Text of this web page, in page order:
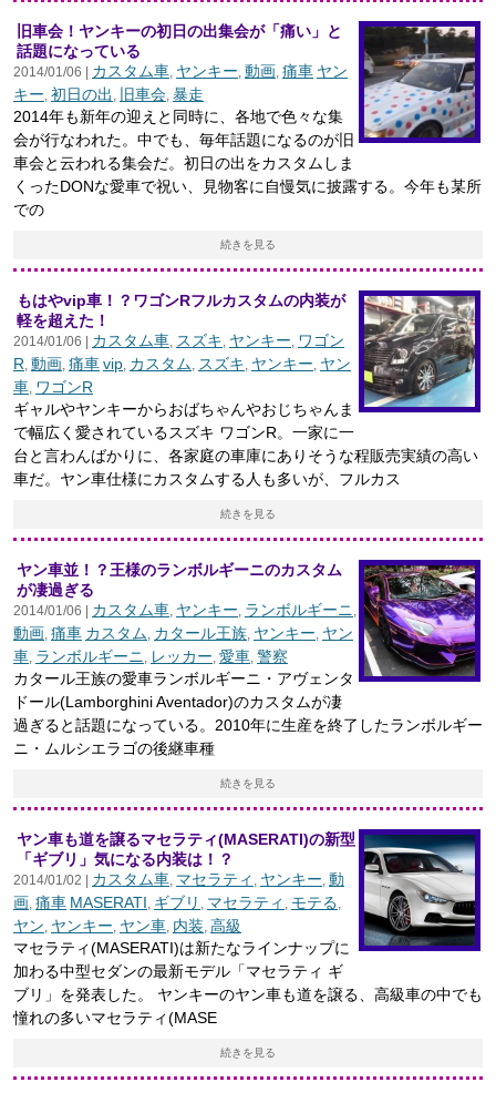
旧車会！ヤンキーの初日の出集会が「痛い」と
話題になっている
2014/01/06 | カスタム車, ヤンキー, 動画, 痛車 ヤン
キー, 初日の出 , 旧車会, 暴走
2014年も新年の迎えと同時に、各地で色々な集
会が行なわれた。中でも、毎年話題になるのが旧
車会と云われる集会だ。初日の出をカスタムしま
くったDONな愛車で祝い、見物客に自慢気に披露する。今年も某所
での
続きを見る
もはやvip車！？ワゴンRフルカスタムの内装が
軽を超えた！
2014/01/06 | カスタム車, スズキ, ヤンキー, ワゴン
R, 動画, 痛車vip, カスタム, スズキ, ヤンキー, ヤン
車, ワゴンR
ギャルやヤンキーからおばちゃんやおじちゃんま
で幅広く愛されているスズキ ワゴンR。一家に一
台と言わんばかりに、各家庭の車庫にありそうな程販売実績の高い
車だ。ヤン車仕様にカスタムする人も多いが、フルカス
続きを見る
ヤン車並！？王様のランボルギーニのカスタム
が凄過ぎる
2014/01/06 | カスタム車, ヤンキー, ランボルギーニ ,
動画, 痛車 カスタム, カタール王族, ヤンキー, ヤン
車, ランボルギーニ , レッカー, 愛車, 警察
カタール王族の愛車ランボルギーニ・アヴェンタ
ドール(Lamborghini Aventador)のカスタムが凄
過ぎると話題になっている。2010年に生産を終了したランボルギー
ニ・ムルシエラゴの後継車種
続きを見る
ヤン車も道を譲るマセラティ(MASERATI)の新型
「ギブリ」気になる内装は！？
2014/01/02 | カスタム車, マセラティ , ヤンキー, 動
画, 痛車 MASERATI, ギブリ , マセラティ , モテる,
ヤン, ヤンキー, ヤン車, 内装, 高級
マセラティ(MASERATI)は新たなラインナップに
加わる中型セダンの最新モデル「マセラティ ギ
ブリ」を発表した。 ヤンキーのヤン車も道を譲る、高級車の中でも
憧れの多いマセラティ(MASE
続きを見る